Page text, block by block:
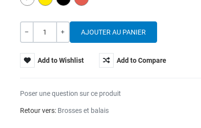
Quantité
Add to Wishlist Add to Compare
Poser une question sur ce produit
Retour vers: Brosses et balais